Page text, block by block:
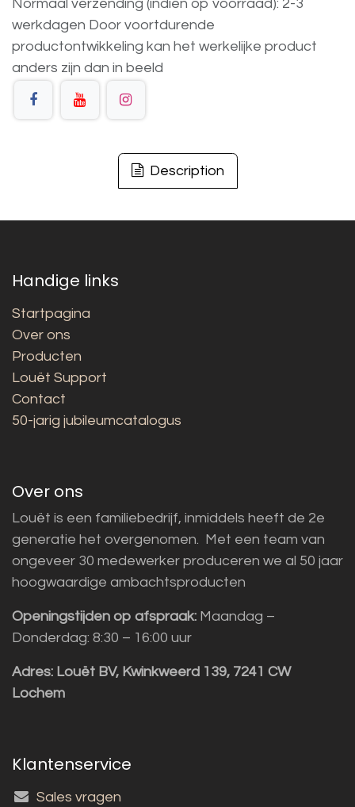
Normaal verzending (indien op voorraad): 2-3
werkdagen Door voortdurende
productontwikkeling kan het werkelijke product
anders zijn dan in beeld
Description
Handige links
Startpagina
Over ons
Producten
Louët Support
Contact
50-jarig jubileumcatalogus
Over ons
Louët is een familiebedrijf, inmiddels heeft de 2e
generatie het overgenomen. Met een team van
ongeveer 30 medewerker produceren we al 50 jaar
hoogwaardige ambachtsproducten
Openingstijden op afspraak: Maandag –
Donderdag: 8:30 – 16:00 uur
Adres: Louët BV, Kwinkweerd 139, 7241 CW
Lochem
Klantenservice
Sales vragen